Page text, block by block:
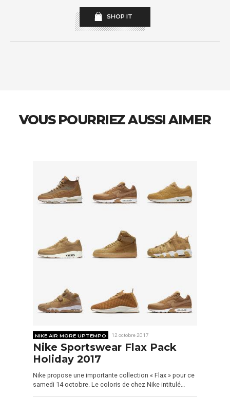
SHOP IT
VOUS POURRIEZ AUSSI AIMER
NIKE AIR MORE UPTEMPO 12 octobre 2017
Nike Sportswear Flax Pack
Holiday 2017
Nike propose une importante collection « Flax » pour ce
samedi 14 octobre. Le coloris de chez Nike intitulé…